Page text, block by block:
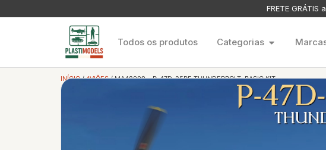
FRETE
Todos os produtos Categorias
INÍCIO/AVIÕES/ MA48009 – P-47D-25RE THUNDERBOLT. BASIC KIT